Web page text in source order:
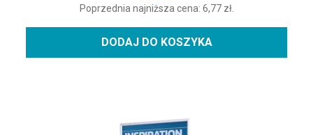
Poprzednia najniższa cena: 6,77 zł.
DODAJ DO KOSZYKA